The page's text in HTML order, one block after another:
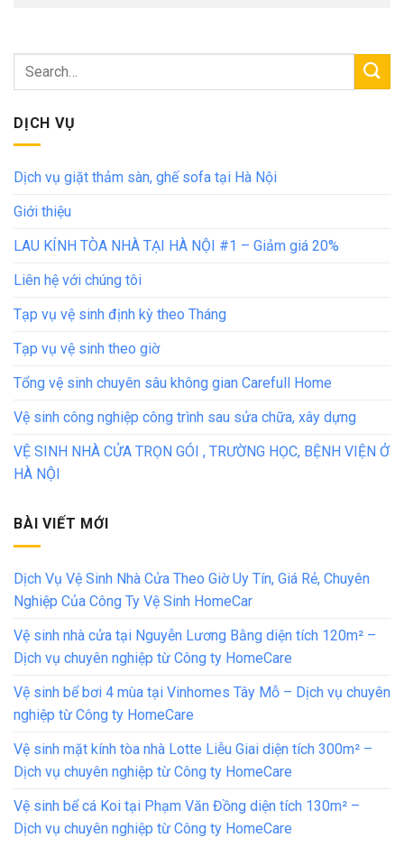
DỊCH VỤ
Dịch vụ giặt thảm sàn, ghế sofa tại Hà Nội
Giới thiệu
LAU KÍNH TÒA NHÀ TẠI HÀ NỘI #1 – Giảm giá 20%
Liên hệ với chúng tôi
Tạp vụ vệ sinh định kỳ theo Tháng
Tạp vụ vệ sinh theo giờ
Tổng vệ sinh chuyên sâu không gian Carefull Home
Vệ sinh công nghiệp công trình sau sửa chữa, xây dựng
VỆ SINH NHÀ CỬA TRỌN GÓI , TRƯỜNG HỌC, BỆNH VIỆN Ở
HÀ NỘI
BÀI VIẾT MỚI
Dịch Vụ Vệ Sinh Nhà Cửa Theo Giờ Uy Tín, Giá Rẻ, Chuyên
Nghiệp Của Công Ty Vệ Sinh HomeCar
Vệ sinh nhà cửa tại Nguyễn Lương Bằng diện tích 120m² –
Dịch vụ chuyên nghiệp từ Công ty HomeCare
Vệ sinh bể bơi 4 mùa tại Vinhomes Tây Mỗ – Dịch vụ chuyên
nghiệp từ Công ty HomeCare
Vệ sinh mặt kính tòa nhà Lotte Liễu Giai diện tích 300m² –
Dịch vụ chuyên nghiệp từ Công ty HomeCare
Vệ sinh bể cá Koi tại Phạm Văn Đồng diện tích 130m² –
Dịch vụ chuyên nghiệp từ Công ty HomeCare